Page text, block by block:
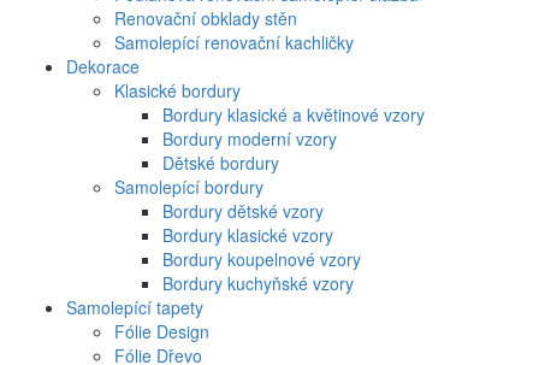
Renovační obklady stěn
Samolepící renovační kachličky
Dekorace
Klasické bordury
Bordury klasické a květinové vzory
Bordury moderní vzory
Dětské bordury
Samolepící bordury
Bordury dětské vzory
Bordury klasické vzory
Bordury koupelnové vzory
Bordury kuchyňské vzory
Samolepící tapety
Fólie Design
Fólie Dřevo